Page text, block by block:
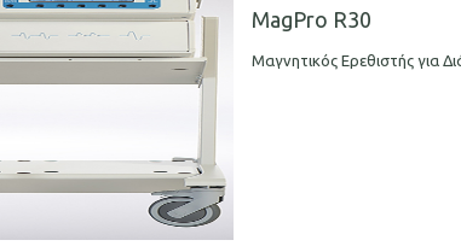
MagPro R30
Μαγνητικός Ερεθιστής για